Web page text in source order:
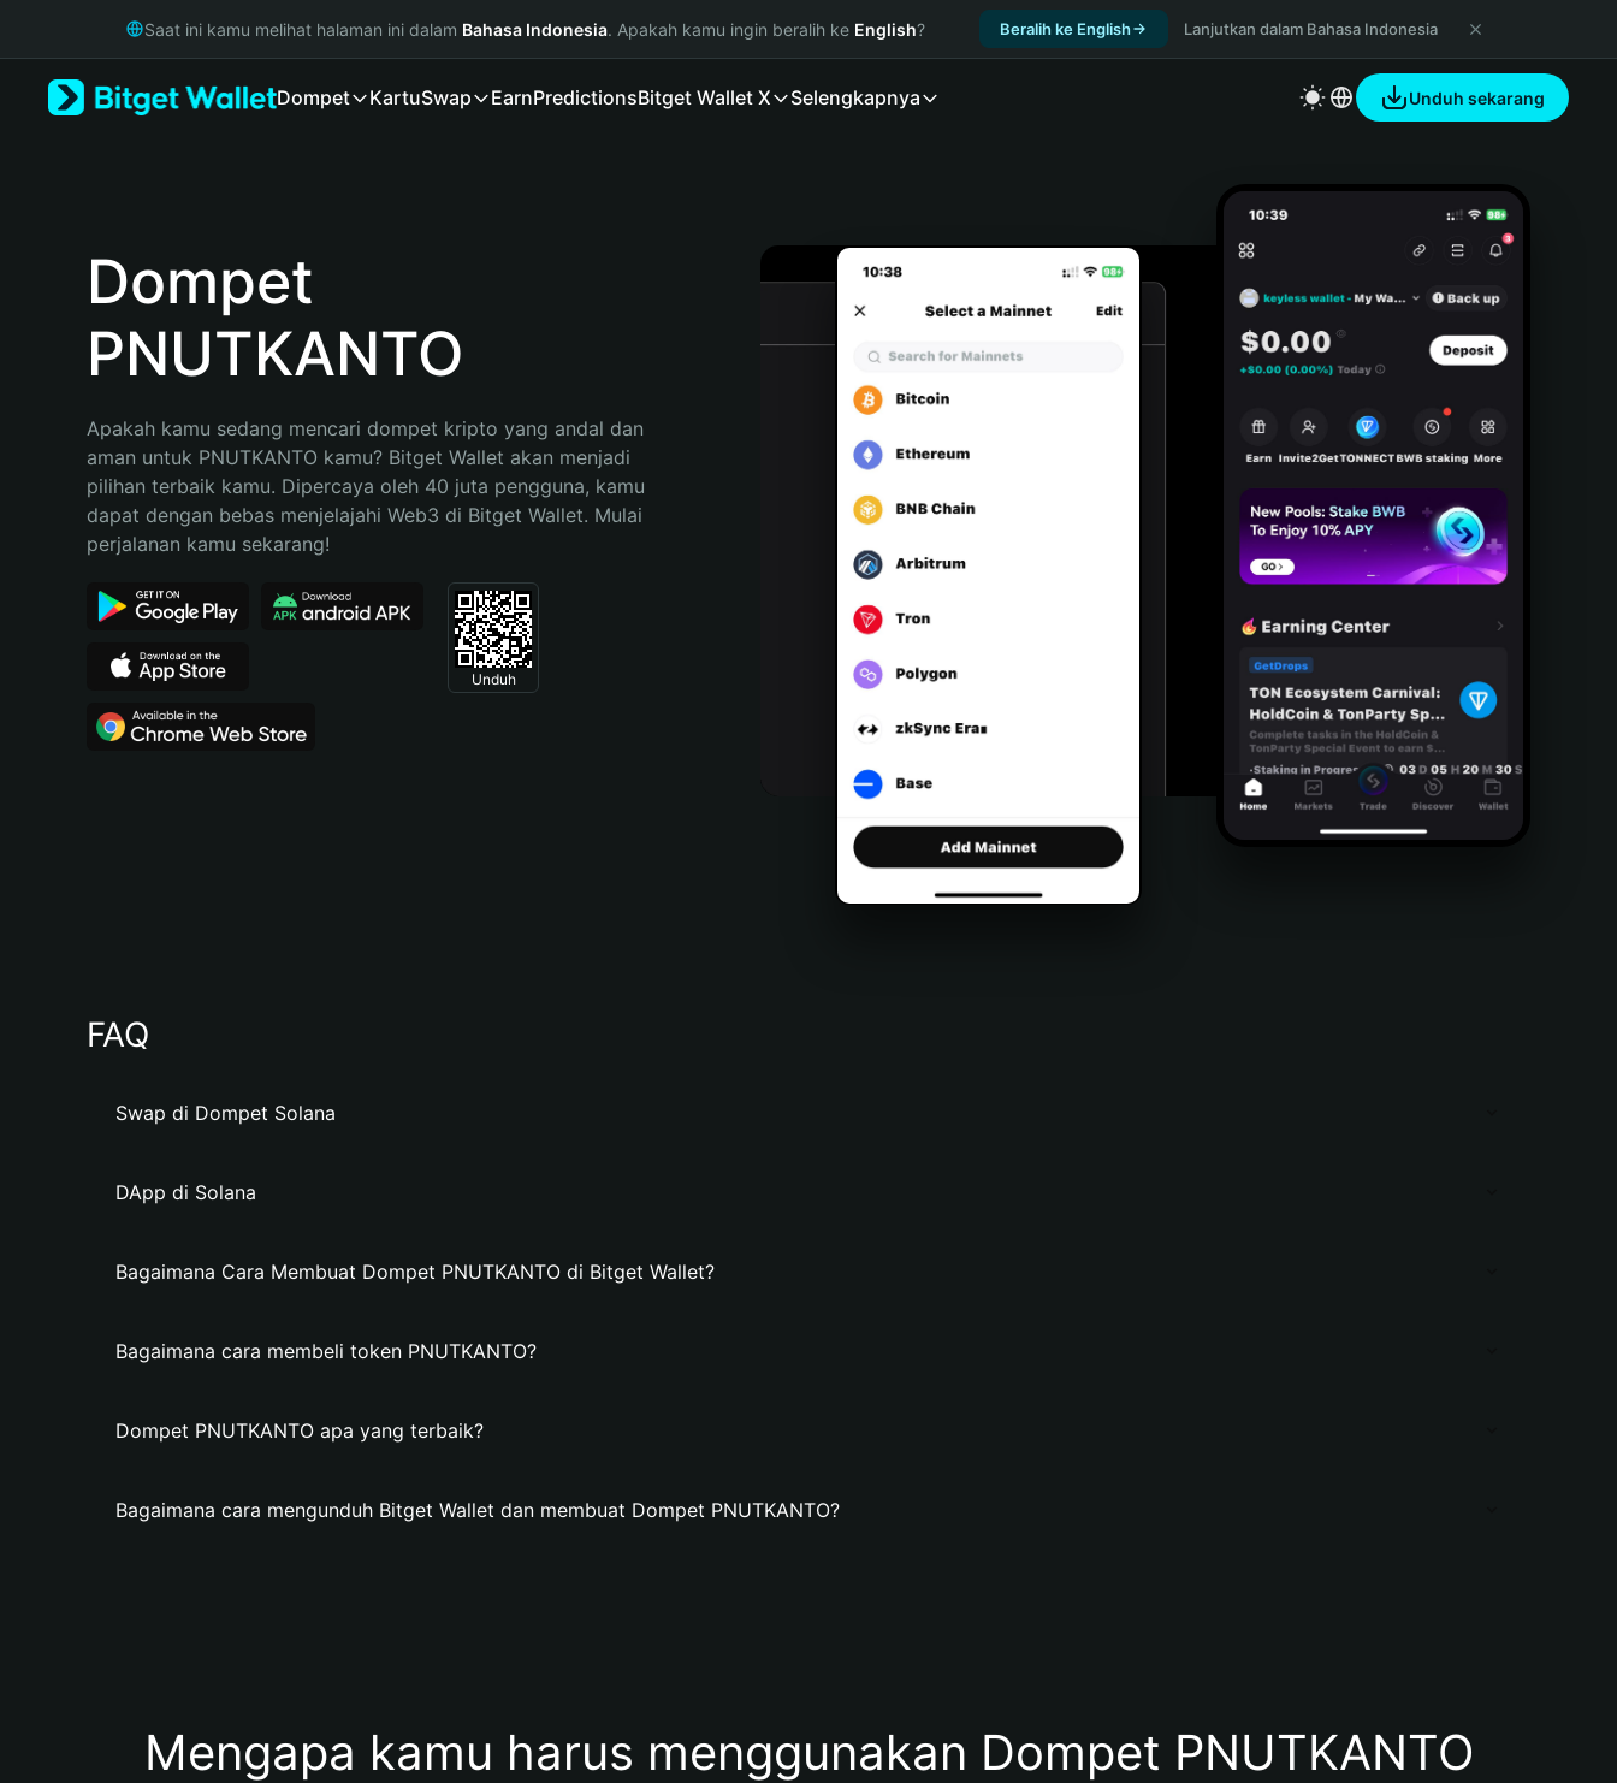
Русский
Português (Portugal)
Bahasa Indonesia
Português (Brasil)
Español (Argentina)
Saat ini kamu melihat halaman ini dalam Bahasa Indonesia. Apakah kamu ingin beralih ke English? Beralih ke English Lanjutkan dalam Bahasa Indonesia
Dompet KartuSwap EarnPredictionsBitget Wallet X Selengkapnya Unduh sekarang
Dompet
PNUTKANTO
Apakah kamu sedang mencari dompet kripto yang andal dan
aman untuk PNUTKANTO kamu? Bitget Wallet akan menjadi
pilihan terbaik kamu. Dipercaya oleh 40 juta pengguna, kamu
dapat dengan bebas menjelajahi Web3 di Bitget Wallet. Mulai
perjalanan kamu sekarang!
Unduh
FAQ
Swap di Dompet Solana
DApp di Solana
Bagaimana Cara Membuat Dompet PNUTKANTO di Bitget Wallet?
Bagaimana cara membeli token PNUTKANTO?
Dompet PNUTKANTO apa yang terbaik?
Bagaimana cara mengunduh Bitget Wallet dan membuat Dompet PNUTKANTO?
Mengapa kamu harus menggunakan Dompet PNUTKANTO